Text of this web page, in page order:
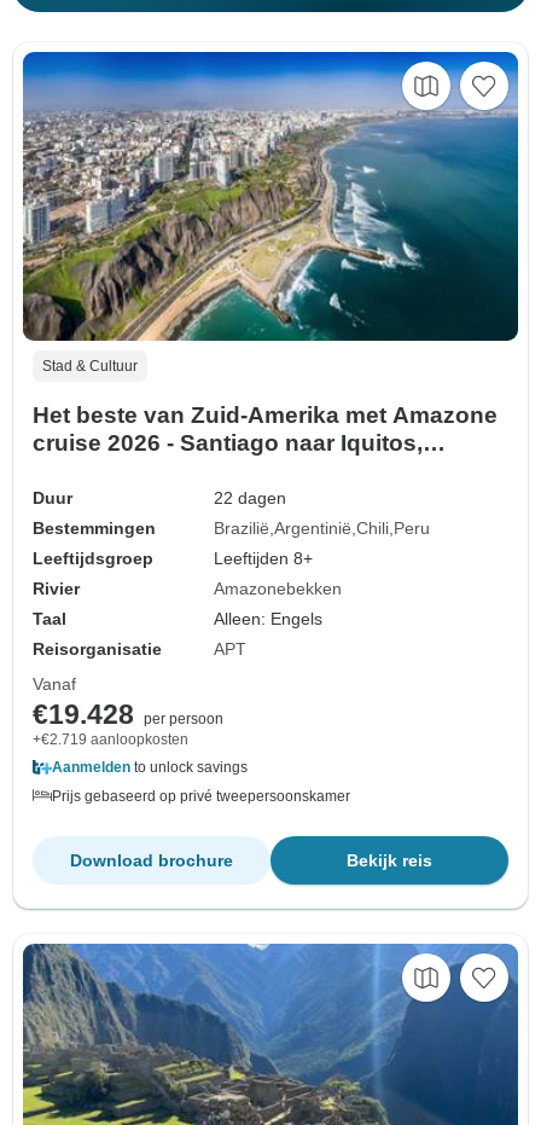
Stad & Cultuur
Het beste van Zuid-Amerika met Amazone
cruise 2026 - Santiago naar Iquitos,
(2028) (26 bestemmingen)
Duur
22 dagen
Bestemmingen
Brazilië Argentinië Chili Peru
Leeftijdsgroep
Leeftijden 8+
Rivier
Amazonebekken
Taal
Alleen: Engels
Reisorganisatie
APT
Vanaf
€19.428
per persoon
+€2.719 aanloopkosten
Aanmelden to unlock savings
Prijs gebaseerd op privé tweepersoonskamer
Bekijk reis
Download brochure